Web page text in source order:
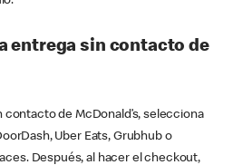
entrega sin contacto de
contacto de McDonald’s, selecciona
Uber Eats, Grubhub o
Después, al hacer el checkout,